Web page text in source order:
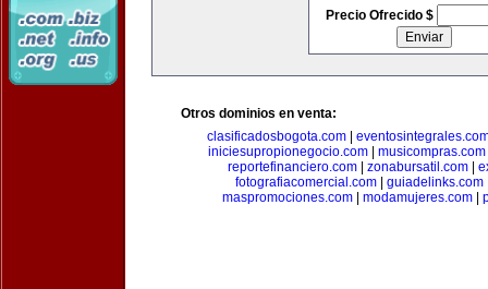
Precio Ofrecido $
Otros dominios en venta:
clasificadosbogota.com
iniciesupropionegocio.com
musicompras.com
reportefinanciero.com| zonabursatil.com|
fotografiacomercial.com
guiadelinks.com
maspromociones.com
modamujeres.com